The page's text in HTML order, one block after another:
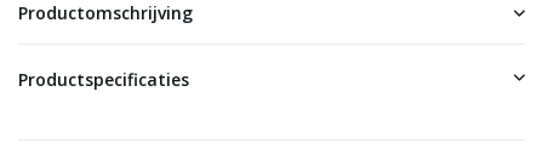
Productomschrijving
Productspecificaties